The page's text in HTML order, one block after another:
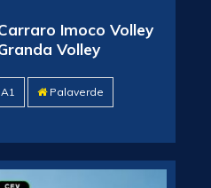
Imoco Volley
Volley
Palaverde